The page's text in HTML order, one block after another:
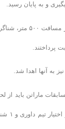
همچنین اسکله مارینا کیش میزبان جشنواره شنا آب‌های آزاد در رده‌ های سنی زیر ۱۴ سال نیز بود که شناگران رده سنی ۸
ماراتن باید از
ایمنی کیفیت بالایی داشته باشد که ما در این مسابقات از ۱۰ دستگاه